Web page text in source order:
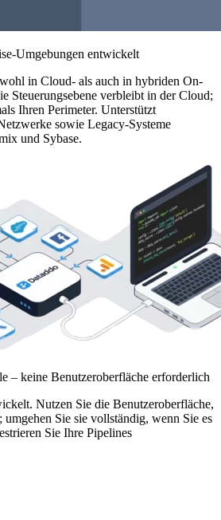
Umgebungen entwickelt
in Cloud- als auch in hybriden On-
Steuerungsebene verbleibt in der Cloud;
Ihren Perimeter. Unterstützt
sowie Legacy-Systeme
und Sybase.
– keine Benutzeroberfläche erforderlich
Nutzen Sie die Benutzeroberfläche,
Sie sie vollständig, wenn Sie es
Sie Ihre Pipelines